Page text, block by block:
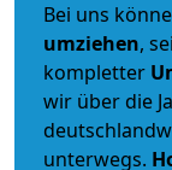
Bei uns
umziehen,
kompletter
wir über die
unterwegs.